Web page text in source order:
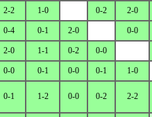
2-2 1-0 0-2 2-0
0-4 0-1 2-0 0-0
2-0 1-1 0-2 0-0
0-0 0-1 0-0 0-1 1-0
0-1 1-2 0-0 0-2 2-2